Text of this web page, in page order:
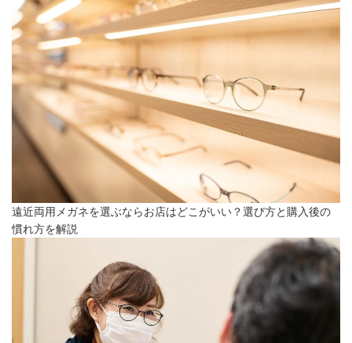
遠近両用メガネを選ぶならお店はどこがいい？選び方と購入後の
慣れ方を解説